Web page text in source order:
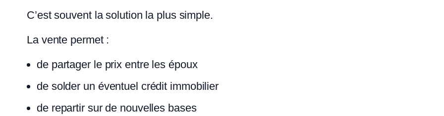
C’est souvent la solution la plus simple.
La vente permet :
de partager le prix entre les époux
de solder un éventuel crédit immobilier
de repartir sur de nouvelles bases